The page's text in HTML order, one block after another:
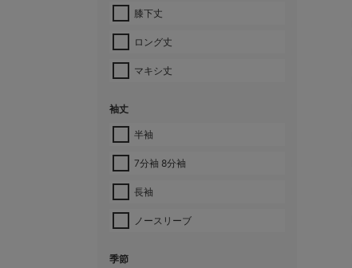
膝下丈
ロング丈
マキシ丈
袖丈
半袖
7分袖 8分袖
長袖
ノースリーブ
季節